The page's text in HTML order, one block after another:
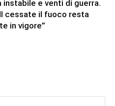
instabile e venti di guerra.
cessate il fuoco resta
in vigore”